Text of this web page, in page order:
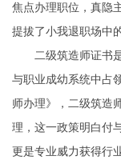
焦点办理职位，真隐
提拔了小我退职场中
二级筑造师证书是
与职业成幼系统中占
师办理》，二级筑造
理，这一政策明白付
更是专业威力获得行